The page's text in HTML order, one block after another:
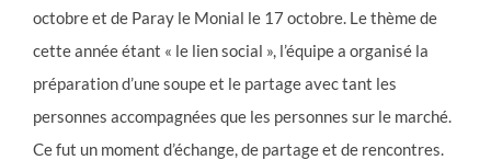
octobre et de Paray le Monial le 17 octobre. Le thème de
cette année étant « le lien social », l’équipe a organisé la
préparation d’une soupe et le partage avec tant les
personnes accompagnées que les personnes sur le marché.
Ce fut un moment d’échange, de partage et de rencontres.